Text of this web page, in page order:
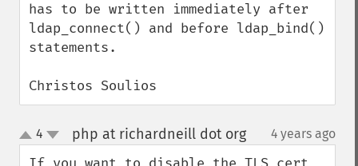
has to be written immediately after
ldap_connect() and before ldap_bind()
statements.
Christos Soulios
up
down
4 php at richardneill dot org¶ 4 years ago